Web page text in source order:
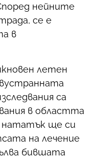
нейните
се е
в
летен
са
в областта
нататък ще си
на лечение
бившата